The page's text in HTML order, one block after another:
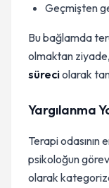
Geçmişten
Bu bağlamda
olmaktan ziyade,
süreciolarak
Yargılanma
Terapi odasının
psikoloğun
olarak